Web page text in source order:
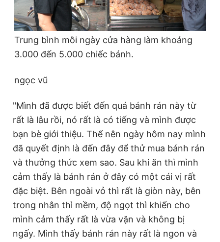
Trung bình mỗi ngày cửa hàng làm khoảng
3.000 đến 5.000 chiếc bánh.
ngọc vũ
"Mình đã được biết đến quá bánh rán này từ
rất là lâu rồi, nó rất là có tiếng và mình được
bạn bè giới thiệu. Thế nên ngày hôm nay mình
đã quyết định là đến đây để thử mua bánh rán
và thưởng thức xem sao. Sau khi ăn thì mình
cảm thấy là bánh rán ở đây có một cái vị rất
đặc biệt. Bên ngoài vỏ thì rất là giòn này, bên
trong nhân thì mềm, độ ngọt thì khiến cho
mình cảm thấy rất là vừa vặn và không bị
ngấy. Mình thấy bánh rán này rất là ngon và